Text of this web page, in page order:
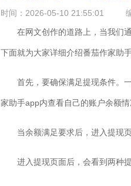
时间：2026-05-10 21:55:01
在网文创作的道路上，当我们
下面就为大家详细介绍番茄作家助手
首先，要确保满足提现条件。
家助手app内查看自己的账户余额情
当余额满足要求后，进入提现
进入提现页面后，会看到两种